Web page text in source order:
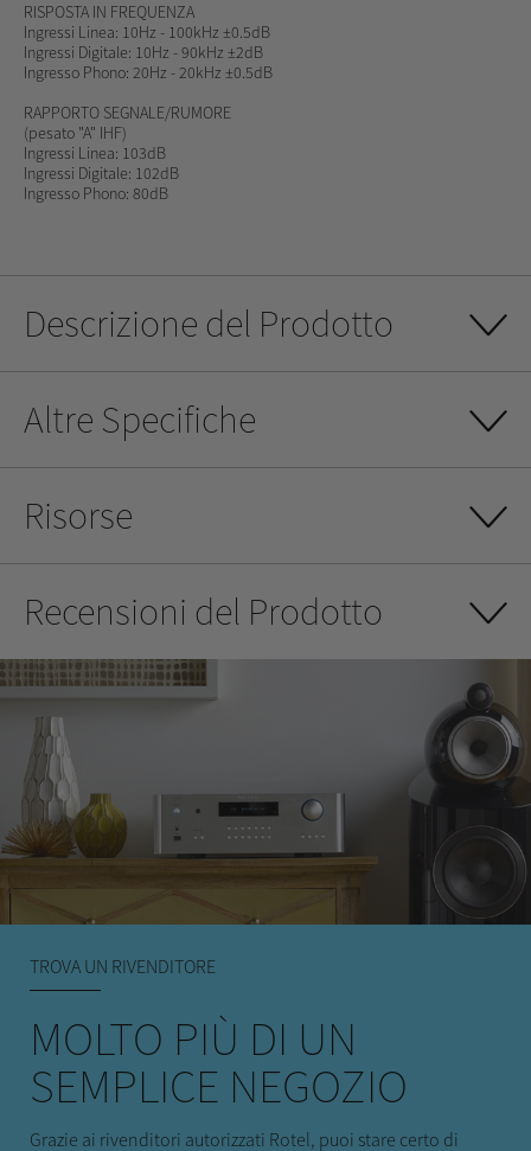
RISPOSTA IN FREQUENZA
Ingressi Linea: 10Hz - 100kHz ±0.5dB
Ingressi Digitale: 10Hz - 90kHz ±2dB
Ingresso Phono: 20Hz - 20kHz ±0.5dB
RAPPORTO SEGNALE/RUMORE
(pesato "A" IHF)
Ingressi Linea: 103dB
Ingressi Digitale: 102dB
Ingresso Phono: 80dB
Descrizione del Prodotto
Altre Specifiche
Risorse
Recensioni del Prodotto
TROVA UN RIVENDITORE
MOLTO PIÙ DI UN
SEMPLICE NEGOZIO
Grazie ai rivenditori autorizzati Rotel, puoi stare certo di